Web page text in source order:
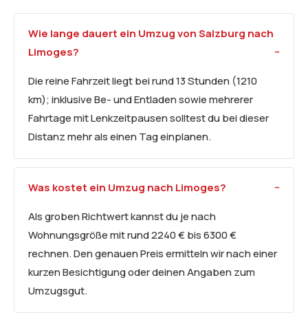
Wie lange dauert ein Umzug von Salzburg nach
Limoges?
Die reine Fahrzeit liegt bei rund 13 Stunden (1210
km); inklusive Be- und Entladen sowie mehrerer
Fahrtage mit Lenkzeitpausen solltest du bei dieser
Distanz mehr als einen Tag einplanen.
Was kostet ein Umzug nach Limoges?
Als groben Richtwert kannst du je nach
Wohnungsgröße mit rund 2240 € bis 6300 €
rechnen. Den genauen Preis ermitteln wir nach einer
kurzen Besichtigung oder deinen Angaben zum
Umzugsgut.